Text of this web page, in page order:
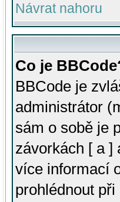
Návrat nahoru
Co je
BBCode je
administrátor
sám o sobě je
závorkách [ a ]
více informací
prohlédnout